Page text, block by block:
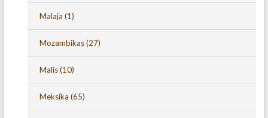
Malaja (1)
Mozambikas(27)
Malis(10)
Meksika (65)